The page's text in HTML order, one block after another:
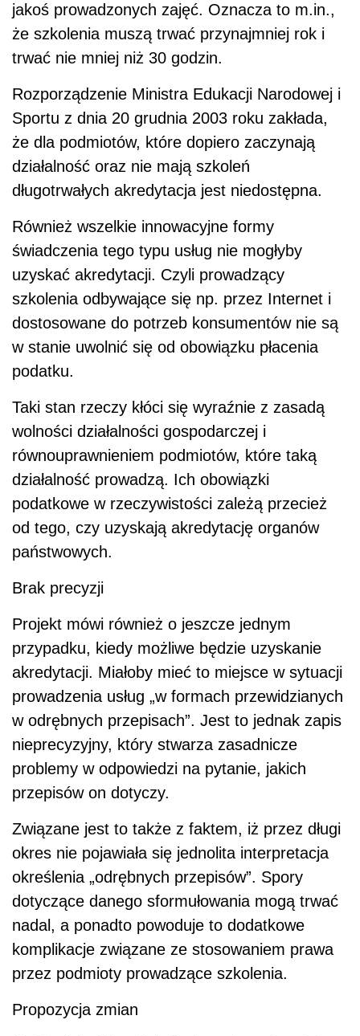
jakoś prowadzonych zajęć. Oznacza to m.in.,
że szkolenia muszą trwać przynajmniej rok i
trwać nie mniej niż 30 godzin.
Rozporządzenie Ministra Edukacji Narodowej i
Sportu z dnia 20 grudnia 2003 roku zakłada,
że dla podmiotów, które dopiero zaczynają
działalność oraz nie mają szkoleń
długotrwałych akredytacja jest niedostępna.
Również wszelkie innowacyjne formy
świadczenia tego typu usług nie mogłyby
uzyskać akredytacji. Czyli prowadzący
szkolenia odbywające się np. przez Internet i
dostosowane do potrzeb konsumentów nie są
w stanie uwolnić się od obowiązku płacenia
podatku.
Taki stan rzeczy kłóci się wyraźnie z zasadą
wolności działalności gospodarczej i
równouprawnieniem podmiotów, które taką
działalność prowadzą. Ich obowiązki
podatkowe w rzeczywistości zależą przecież
od tego, czy uzyskają akredytację organów
państwowych.
Brak precyzji
Projekt mówi również o jeszcze jednym
przypadku, kiedy możliwe będzie uzyskanie
akredytacji. Miałoby mieć to miejsce w sytuacji
prowadzenia usług „w formach przewidzianych
w odrębnych przepisach”. Jest to jednak zapis
nieprecyzyjny, który stwarza zasadnicze
problemy w odpowiedzi na pytanie, jakich
przepisów on dotyczy.
Związane jest to także z faktem, iż przez długi
okres nie pojawiała się jednolita interpretacja
określenia „odrębnych przepisów”. Spory
dotyczące danego sformułowania mogą trwać
nadal, a ponadto powoduje to dodatkowe
komplikacje związane ze stosowaniem prawa
przez podmioty prowadzące szkolenia.
Propozycja zmian